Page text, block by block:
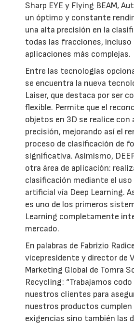
Sharp EYE y Flying BEAM,
un óptimo y constante
una alta precisión en la
todas las fracciones, incluso
aplicaciones más complejas.
Entre las tecnologías
se encuentra la nueva
Laiser, que destaca por ser
flexible. Permite que el
objetos en 3D se realice con
precisión, mejorando así el
proceso de clasificación de
significativa. Asimismo,
otra área de aplicación:
clasificación mediante el
artificial vía Deep Learning.
es uno de los primeros
Learning completamente
mercado.
En palabras de Fabrizio
vicepresidente y director de
Marketing Global de Tomra
Recycling: “Trabajamos
nuestros clientes para
nuestros productos cumplen
exigencias sino también las